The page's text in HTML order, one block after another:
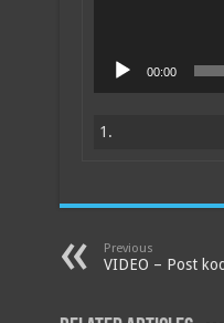
00:00
1.
Previous
VIDEO – Post